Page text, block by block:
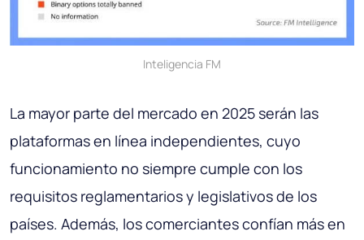
Inteligencia FM
La mayor parte del mercado en 2025 serán las
plataformas en línea independientes, cuyo
funcionamiento no siempre cumple con los
requisitos reglamentarios y legislativos de los
países. Además, los comerciantes confían más en